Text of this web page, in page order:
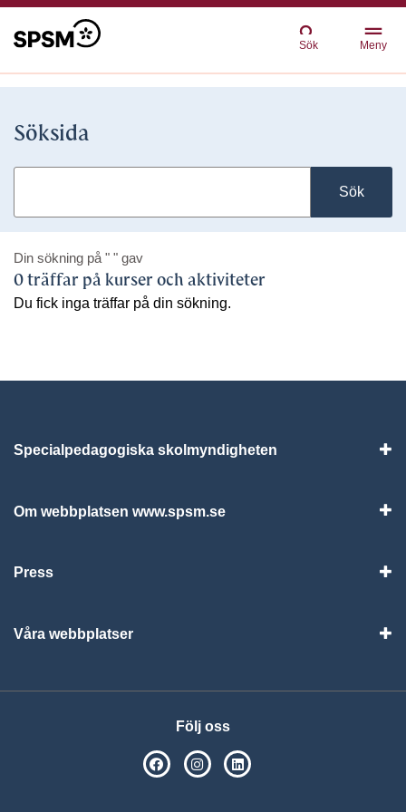
Sök Meny
Söksida
Sök
Din sökning på " " gav
0 träffar på kurser och aktiviteter
Du fick inga träffar på din sökning.
Specialpedagogiska skolmyndigheten
Om webbplatsen www.spsm.se
Press
Våra webbplatser
Följ oss
SPSM på Facebook
SPSM på Instagram